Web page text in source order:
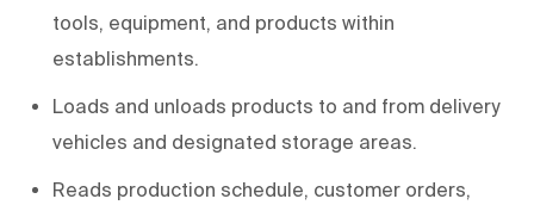
tools, equipment, and products within
establishments.
Loads and unloads products to and from delivery
vehicles and designated storage areas.
Reads production schedule, customer orders,